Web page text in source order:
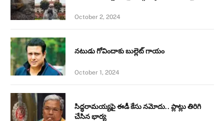
October 2, 2024
నటుడు గోవిందాకు బుల్లెట్ గాయం
October 1, 2024
సిద్ధరామయ్యపై ఈడీ కేసు నమోదు.. ప్లాట్లు తిరిగి
చేసిన భార్య